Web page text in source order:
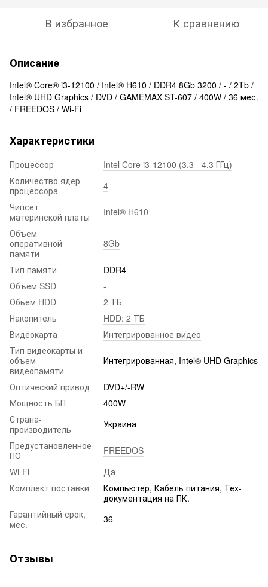
В избранное К сравнению
Описание
Intel® Core® i3-12100 / Intel® H610 / DDR4 8Gb 3200 / - / 2Tb /
Intel® UHD Graphics / DVD / GAMEMAX ST-607 / 400W / 36 мес.
/ FREEDOS / Wi-Fi
Характеристики
Процессор
Intel Core i3-12100 (3.3 - 4.3 ГГц)
Количество ядер
процессора
4
Чипсет
материнской платы
Intel® H610
Объем
оперативной
памяти
8Gb
Тип памяти
DDR4
Объем SSD
-
Обьем HDD
2 ТБ
Накопитель
HDD: 2 ТБ
Видеокарта
Интегрированное видео
Тип видеокарты и
объем
видеопамяти
Интегрированная, Intel® UHD Graphics
Оптический привод
DVD+/-RW
Мощность БП
400W
Страна-
производитель
Украина
Предустановленное
ПО
FREEDOS
Wi-Fi
Да
Комплект поставки
Компьютер, Кабель питания, Тех-
документация на ПК.
Гарантийный срок,
мес.
36
Отзывы